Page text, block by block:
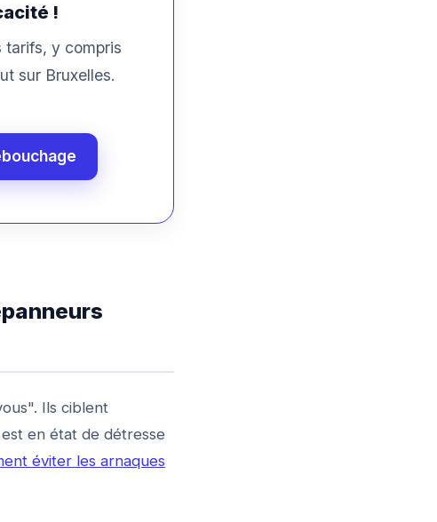
!
tarifs, y compris
sur Bruxelles.
Ils ciblent
en état de détresse
éviter les arnaques